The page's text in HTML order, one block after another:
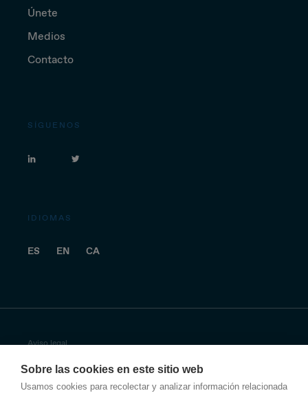
Sobre las cookies en este sitio web
Usamos cookies para recolectar y analizar información relacionada
Únete
Medios
Contacto
SÍGUENOS
IDIOMAS
ES EN CA
Aviso legal
Política de privacidad